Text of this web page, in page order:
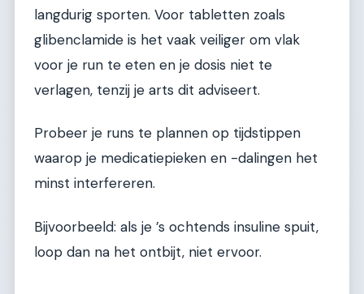
langdurig sporten. Voor tabletten zoals
glibenclamide is het vaak veiliger om vlak
voor je run te eten en je dosis niet te
verlagen, tenzij je arts dit adviseert.
Probeer je runs te plannen op tijdstippen
waarop je medicatiepieken en -dalingen het
minst interfereren.
Bijvoorbeeld: als je ’s ochtends insuline spuit,
loop dan na het ontbijt, niet ervoor.